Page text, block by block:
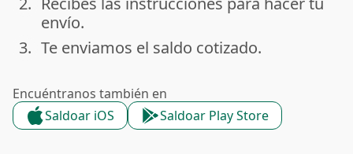
envío.
done
3. Te enviamos el saldo cotizado.
Encuéntranos también en
Saldoar iOS
Saldoar Play Store